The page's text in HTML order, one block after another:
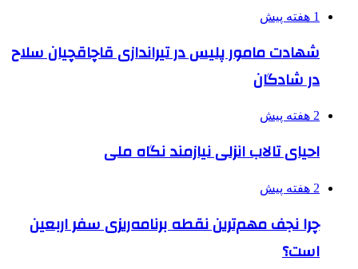
1 هفته پیش
شهادت مامور پلیس در تیراندازی قاچاقچیان سلاح
در شادگان
2 هفته پیش
احیای تالاب انزلی نیازمند نگاه ملی
2 هفته پیش
چرا نجف مهم‌ترین نقطه برنامه‌ریزی سفر اربعین
است؟